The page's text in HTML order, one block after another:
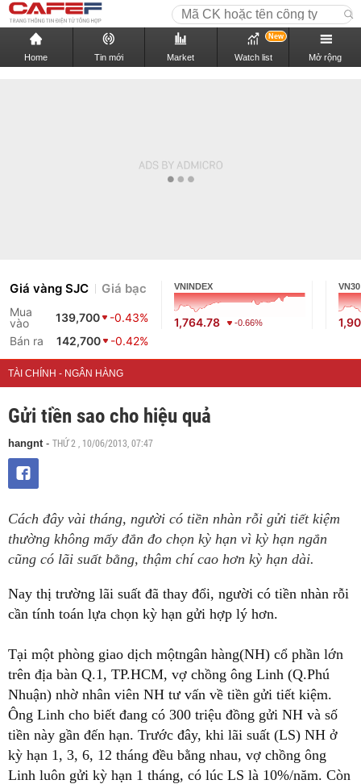
Home Tin mới Market Watch list
New
Mở rộng
Giá vàng SJC Giá bạc
Mua
vào
139,700
-0.43%
Bán ra
142,700 -0.42%
VNINDEX
1,764.78 -0.66%
VN30
TÀI CHÍNH - NGÂN HÀNG
Gửi tiền sao cho hiệu quả
hangnt- THỨ 2 , 10/06/2013, 07:47
Cách đây vài tháng, người có tiền nhàn rỗi gửi tiết kiệm
thường không mấy đắn đo chọn kỳ hạn vì kỳ hạn ngắn
cũng có lãi suất bằng, thậm chí cao hơn kỳ hạn dài.
Nay thị trường lãi suất đã thay đổi, người có tiền nhàn rỗi
cần tính toán lựa chọn kỳ hạn gửi hợp lý hơn.
Tại một phòng giao dịch mộtngân hàng(NH) cổ phần lớn
trên địa bàn Q.1, TP.HCM, vợ chồng ông Linh (Q.Phú
Nhuận) nhờ nhân viên NH tư vấn về tiền gửi tiết kiệm.
Ông Linh cho biết đang có 300 triệu đồng gửi NH và số
tiền này gần đến hạn. Trước đây, khi lãi suất (LS) NH ở
kỳ hạn 1, 3, 6, 12 tháng đều bằng nhau, vợ chồng ông
Linh luôn gửi kỳ hạn 1 tháng, có lúc LS là 10%/năm. Còn